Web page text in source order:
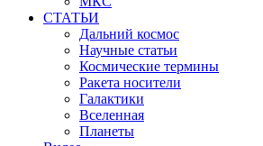
СТАТЬИ
Дальний космос
Научные статьи
Космические термины
Ракета носители
Галактики
Вселенная
Планеты